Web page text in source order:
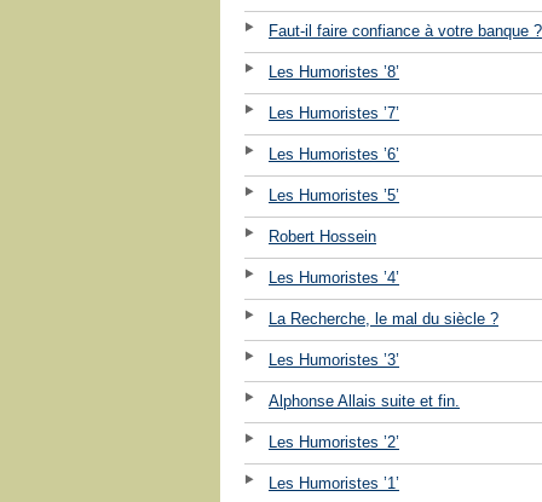
Faut-il faire confiance à votre banque ?
Les Humoristes ’8’
Les Humoristes ’7’
Les Humoristes ’6’
Les Humoristes ’5’
Robert Hossein
Les Humoristes ’4’
La Recherche, le mal du siècle ?
Les Humoristes ’3’
Alphonse Allais suite et fin.
Les Humoristes ’2’
Les Humoristes ’1’